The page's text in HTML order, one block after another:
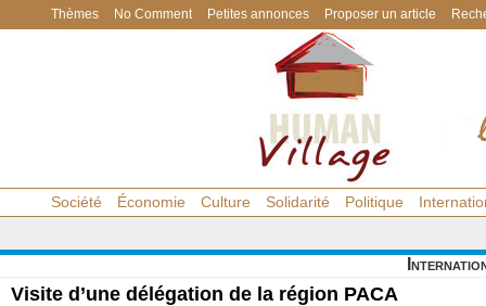
Thèmes No Comment Petites annonces Proposer un article
Société Économie Culture Solidarité Politique
Visite d’une délégation de la région PACA